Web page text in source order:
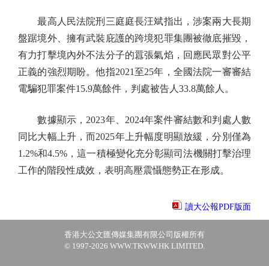
最高人民法院刑三庭庭長汪斌指出，涉案兩大長期
盤踞境外、擁有武裝庇護的跨境犯罪集團被徹底摧毀，
有力打擊境內外不法分子的囂張氣焰，回應民眾對公平
正義的強烈期盼。他指2021至25年，全國法院一審審結
電騙犯罪案件15.9萬餘件，判處被告人33.8萬餘人。
數據顯示，2023年、2024年案件審結數和判處人數
同比大幅上升，而2025年上升幅度明顯放緩，分別僅為
1.2%和4.5%，這一積極變化充分彰顯司法機關打擊治理
工作的階段性成效，表明高壓震懾態勢正在形成。
讀大公報PDF版面
香港大公文匯傳媒集團有限公司版權所有
© 1997-2026 WWW.TKWW.HK LIMITED.